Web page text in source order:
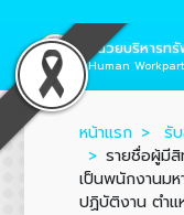
หน่วยบริหารท
Human Workpart
หน้าแรก
รั
รายชื่อผู้มีสิ
เป็นพนักงานม
ปฏิบัติงาน ตำแ